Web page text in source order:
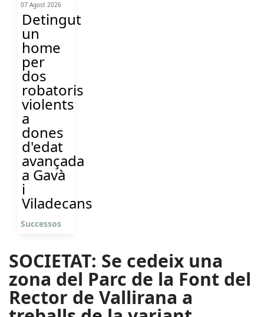
07 Agost 2026
Detingut
un
home
per
dos
robatoris
violents
a
dones
d'edat
avançada
a Gavà
i
Viladecans
Successos
SOCIETAT: Se cedeix una
zona del Parc de la Font del
Rector de Vallirana a